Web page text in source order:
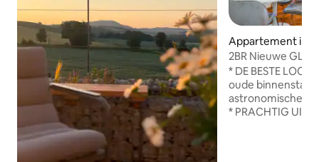
Appartement in
2BR Nieuwe
stps naar CLoCK
* DE BESTE LOCATIE = In het
oude binnenstad,
astronomische
* PRACHTIG UITZICHT =